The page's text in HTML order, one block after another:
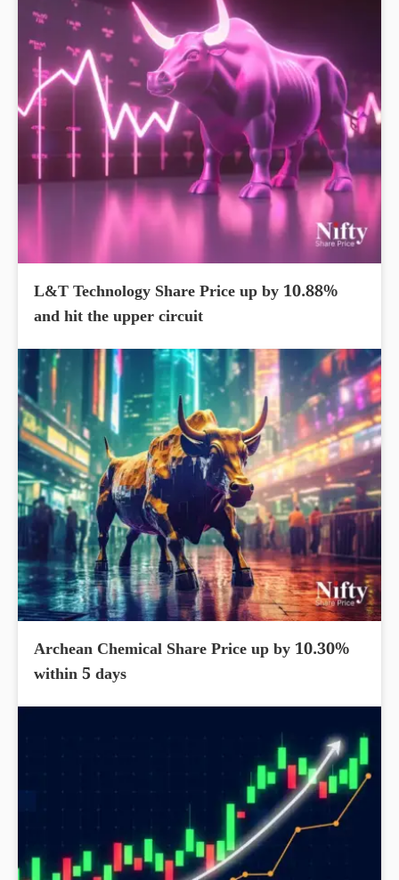
L&T Technology Share Price up by 10.88%
and hit the upper circuit
Archean Chemical Share Price up by 10.30%
within 5 days